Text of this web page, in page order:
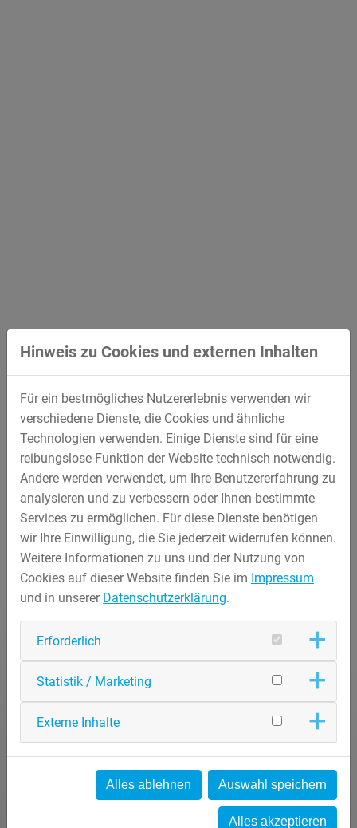
Hinweis zu Cookies und externen Inhalten
Für ein bestmögliches Nutzererlebnis verwenden wir
verschiedene Dienste, die Cookies und ähnliche
Technologien verwenden. Einige Dienste sind für eine
reibungslose Funktion der Website technisch notwendig.
Andere werden verwendet, um Ihre Benutzererfahrung zu
analysieren und zu verbessern oder Ihnen bestimmte
Services zu ermöglichen. Für diese Dienste benötigen
wir Ihre Einwilligung, die Sie jederzeit widerrufen können.
Weitere Informationen zu uns und der Nutzung von
Cookies auf dieser Website finden Sie im Impressum
und in unserer Datenschutzerklärung.
Erforderlich
Statistik / Marketing
Externe Inhalte
Alles ablehnen Auswahl speichern
Alles akzeptieren